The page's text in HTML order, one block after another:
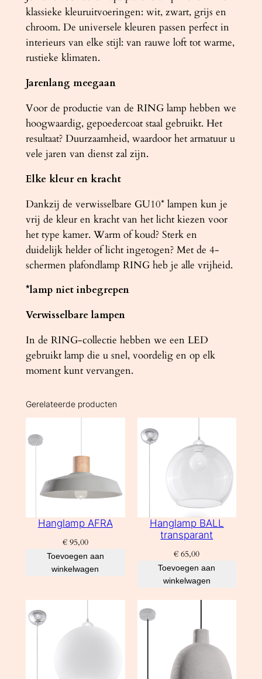
klassieke kleuruitvoeringen: wit, zwart, grijs en
chroom. De universele kleuren passen perfect in
interieurs van elke stijl: van rauwe loft tot warme,
rustieke klimaten.
Jarenlang meegaan
Voor de productie van de RING lamp hebben we
hoogwaardig, gepoedercoat staal gebruikt. Het
resultaat? Duurzaamheid, waardoor het armatuur u
vele jaren van dienst zal zijn.
Elke kleur en kracht
Dankzij de verwisselbare GU10* lampen kun je
vrij de kleur en kracht van het licht kiezen voor
het type kamer. Warm of koud? Sterk en
duidelijk helder of licht ingetogen? Met de 4-
schermen plafondlamp RING heb je alle vrijheid.
*lamp niet inbegrepen
Verwisselbare lampen
In de RING-collectie hebben we een LED
gebruikt lamp die u snel, voordelig en op elk
moment kunt vervangen.
Gerelateerde producten
Hanglamp AFRA
€95,00
Toevoegen aan
winkelwagen
Hanglamp BALL
transparant
€ 65,00
Toevoegen aan
winkelwagen